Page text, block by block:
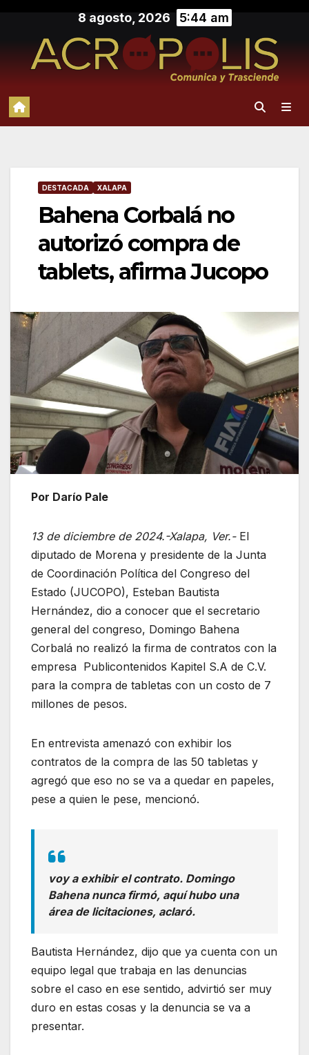
contenido
8 agosto, 2026 5:44 am
DESTACADA XALAPA
Bahena Corbalá no
autorizó compra de
tablets, afirma Jucopo
Por Darío Pale
13 de diciembre de 2024.-Xalapa, Ver.-El
diputado de Morena y presidente de la Junta
de Coordinación Política del Congreso del
Estado (JUCOPO), Esteban Bautista
Hernández, dio a conocer que el secretario
general del congreso, Domingo Bahena
Corbalá no realizó la firma de contratos con la
empresa Publicontenidos Kapitel S.A de C.V.
para la compra de tabletas con un costo de 7
millones de pesos.
En entrevista amenazó con exhibir los
contratos de la compra de las 50 tabletas y
agregó que eso no se va a quedar en papeles,
pese a quien le pese, mencionó.
voy a exhibir el contrato. Domingo
Bahena nunca firmó, aquí hubo una
área de licitaciones, aclaró.
Bautista Hernández, dijo que ya cuenta con un
equipo legal que trabaja en las denuncias
sobre el caso en ese sentido, advirtió ser muy
duro en estas cosas y la denuncia se va a
presentar.